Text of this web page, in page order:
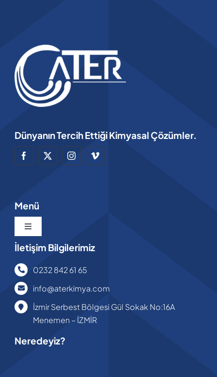
Dünyanın Tercih Ettiği Kimyasal Çözümler.
Menü
Toggle
Anasayfa
Hakkımızda
Ürünlerimiz
İletişim
İletişim Bilgilerimiz
0232 842 61 65
info@aterkimya.com
İzmir Serbest Bölgesi Gül Sokak No:16A
Menemen – İZMİR
Neredeyiz?